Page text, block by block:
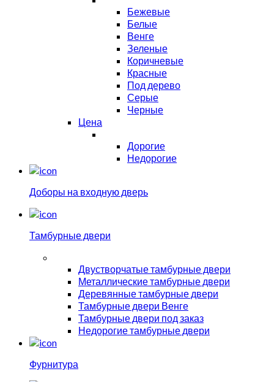
Бежевые
Белые
Венге
Зеленые
Коричневые
Красные
Под дерево
Серые
Черные
Цена
Дорогие
Недорогие
Доборы на входную дверь
Тамбурные двери
Двустворчатые тамбурные двери
Металлические тамбурные двери
Деревянные тамбурные двери
Тамбурные двери Венге
Тамбурные двери под заказ
Недорогие тамбурные двери
Фурнитура